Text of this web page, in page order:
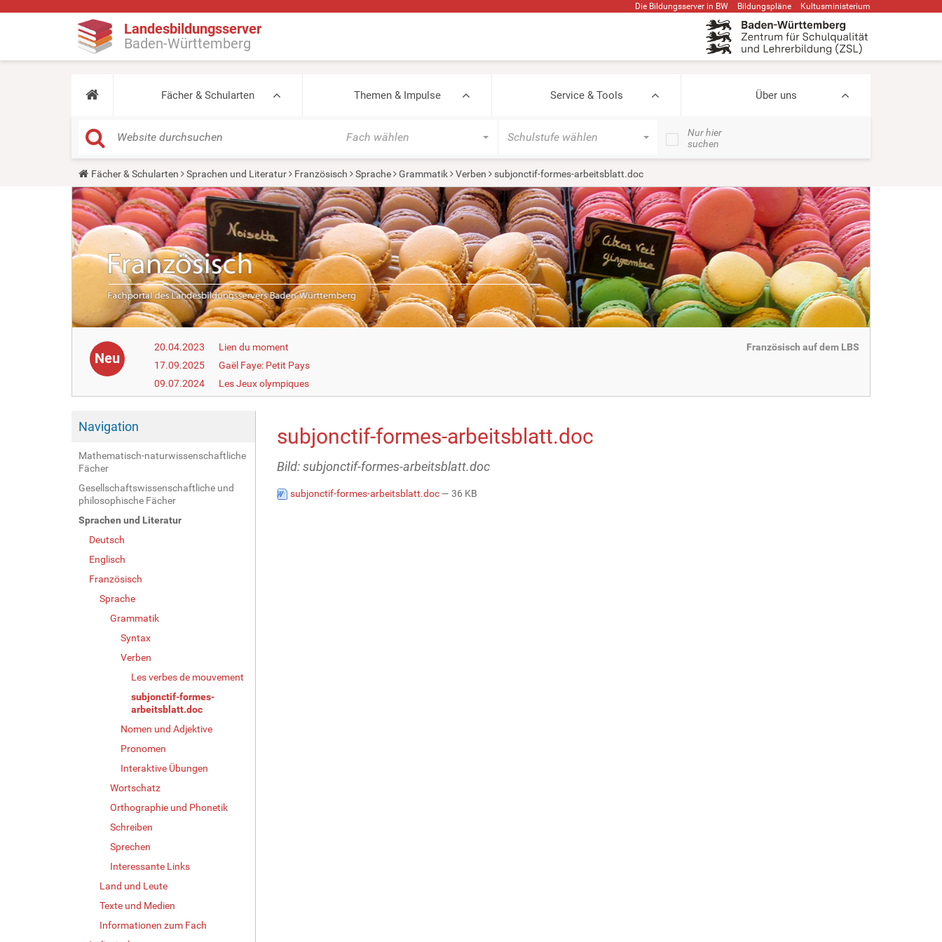
Die Bildungsserver in BW Bildungspläne Kultusministerium
Landesbildungsserver
Baden-Württemberg
Fächer & Schularten Themen & Impulse Service & Tools Über uns
Fach wählen Schulstufe wählen
Nur hier
suchen
Y
o
u
a
r
e
h
e
r
Fächer & Schularten Sprachen und Literatur Französisch Sprache Grammatik Verben subjonctif-formes-arbeitsblatt.doc
Neu
20.04.2023
Lien du moment
17.09.2025
Gaël Faye: Petit Pays
09.07.2024
Les Jeux olympiques
Französisch auf dem LBS
Navigation
Mathematisch-naturwissenschaftliche
Fächer
Gesellschaftswissenschaftliche und
philosophische Fächer
Sprachen und Literatur
Deutsch
Englisch
Französisch
Sprache
Grammatik
Syntax
Verben
Les verbes de mouvement
subjonctif-formes-
arbeitsblatt.doc
Nomen und Adjektive
Pronomen
Interaktive Übungen
Wortschatz
Orthographie und Phonetik
Schreiben
Sprechen
Interessante Links
Land und Leute
Texte und Medien
Informationen zum Fach
subjonctif-formes-arbeitsblatt.doc
Bild: subjonctif-formes-arbeitsblatt.doc
subjonctif-formes-arbeitsblatt.doc— 36 KB